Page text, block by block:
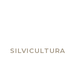
SILVICULTURA